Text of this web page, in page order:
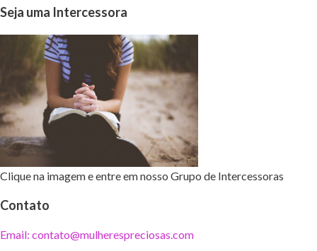
Seja uma Intercessora
Clique na imagem e entre em nosso Grupo de Intercessoras
Contato
Email: contato@mulherespreciosas.com